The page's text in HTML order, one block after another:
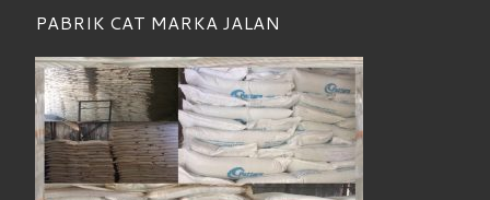
PABRIK CAT MARKA JALAN